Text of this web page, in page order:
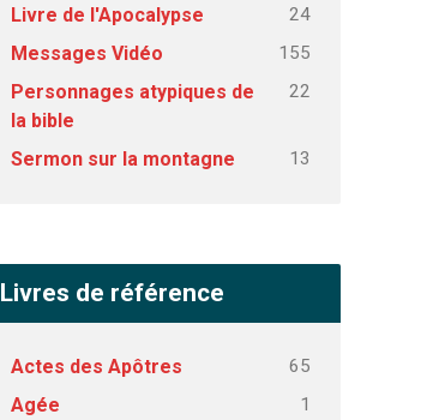
Livre de l'Apocalypse 24
Messages Vidéo 155
Personnages atypiques de
la bible
22
Sermon sur la montagne 13
Livres de référence
Actes des Apôtres 65
Agée 1